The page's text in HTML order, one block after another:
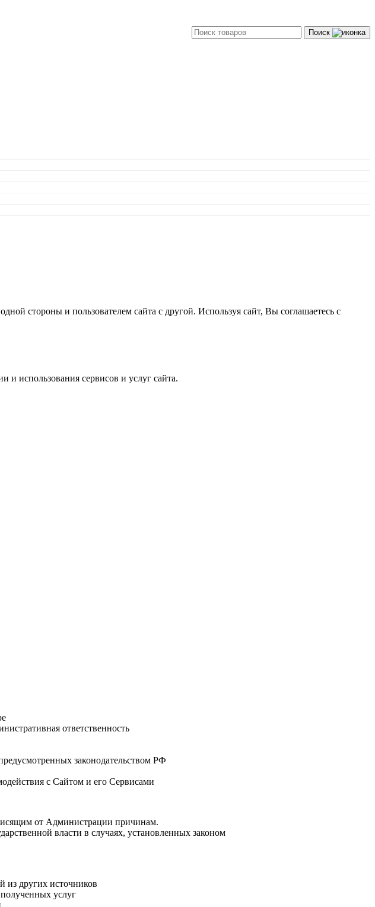
Поиск
стороны и пользователем сайта с другой. Используя сайт, Вы соглашаетесь с
и использования сервисов и услуг сайта.
ответственность
законодательством РФ
с Сайтом и его Сервисами
от Администрации причинам.
власти в случаях, установленных законом
из других источников
услуг